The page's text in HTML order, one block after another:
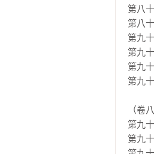
新年
他要
他要
上一
豔紅
她穿
偌大
沒有
第八
第八
第九
第九
第九
第九
（卷八
第九
第九